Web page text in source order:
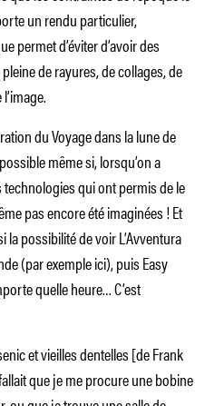
un rendu particulier,
permet d’éviter d’avoir des
de rayures, de collages, de
du Voyage dans la lune de
même si, lorsqu’on a
qui ont permis de le
pas encore été imaginées ! Et
la possibilité de voir L’Avventura
(par exemple ici), puis Easy
quelle heure… C’est
et vieilles dentelles [de Frank
que je me procure une bobine